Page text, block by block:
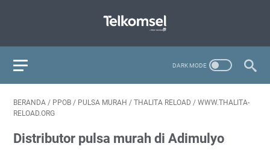
BERANDA / PPOB / PULSA MURAH / THALITA RELOAD / WWW.THALITA-
RELOAD.ORG
Distributor pulsa murah di Adimulyo